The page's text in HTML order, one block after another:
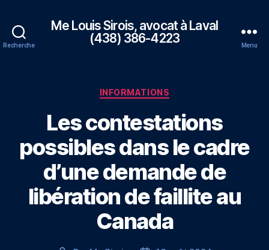
Recherche
Me Louis Sirois, avocat à Laval
(438) 386-4223
Menu
Catégories
INFORMATIONS
Les contestations
possibles dans le cadre
d’une demande de
libération de faillite au
Canada